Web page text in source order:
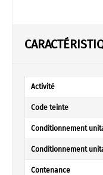
Activité
Code teinte
Conditionnement
Conditionnement
Contenance